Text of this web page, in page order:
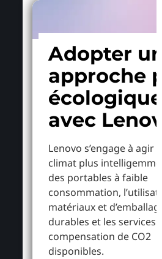
Adopter
approche
écologique
avec
Lenovo s’engage à agir
climat plus
des portables à faible
consommation,
matériaux et
durables et les services
compensation de CO2
disponibles.